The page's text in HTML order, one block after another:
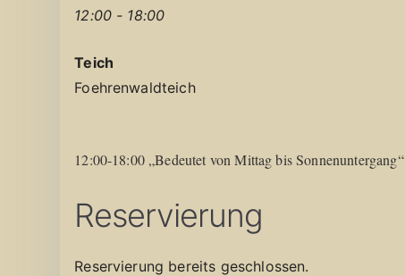
12:00 - 18:00
Teich
Foehrenwaldteich
12:00-18:00 „Bedeutet von Mittag bis Sonnenuntergang“
Reservierung
Reservierung bereits geschlossen.